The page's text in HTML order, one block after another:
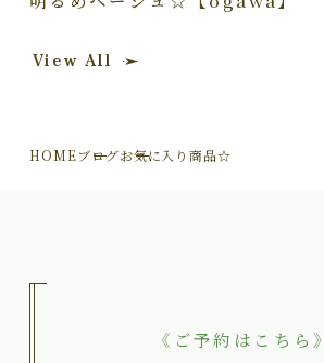
View All
HOMEブログお気に入り商品☆
《ご予約はこちら》